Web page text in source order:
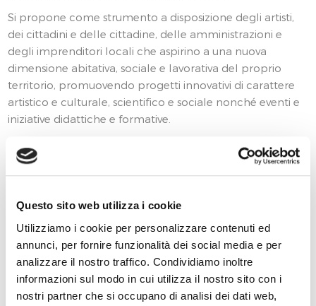
Questo sito web utilizza i cookie
Utilizziamo i cookie per personalizzare contenuti ed
annunci, per fornire funzionalità dei social media e per
analizzare il nostro traffico. Condividiamo inoltre
informazioni sul modo in cui utilizza il nostro sito con i
nostri partner che si occupano di analisi dei dati web,
Si propone come strumento a disposizione degli artisti,
dei cittadini e delle cittadine, delle amministrazioni e
degli imprenditori locali che aspirino a una nuova
dimensione abitativa, sociale e lavorativa del proprio
territorio, promuovendo progetti innovativi di carattere
artistico e culturale, scientifico e sociale nonché eventi e
iniziative didattiche e formative.
disposizione il teatro e altri spazi all’interno del borgo
alle compagnie e agli artisti che abbiano bisogno di un
troveranno spazio all’interno della rassegna invernale e
nelCollinarea Festival del Suono.
L’intera struttura e la tecnologia cheSartoria Caronte